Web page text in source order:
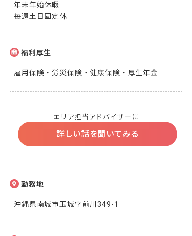
年末年始休暇
毎週土日固定休
福利厚生
雇用保険・労災保険・健康保険・厚生年金
エリア担当アドバイザーに
詳しい話を聞いてみる
勤務地
沖縄県南城市玉城字前川349-1